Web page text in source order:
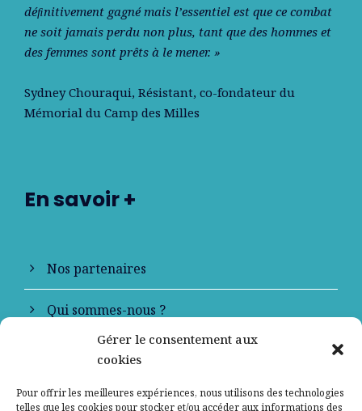
Gérer le consentement aux
cookies
Pour offrir les meilleures expériences, nous utilisons des technologies
telles que les cookies pour stocker et/ou accéder aux informations des
déﬁnitivement gagné mais l’essentiel est que ce combat
ne soit jamais perdu non plus, tant que des hommes et
des femmes sont prêts à le mener. »
Sydney Chouraqui, Résistant, co-fondateur du
Mémorial du Camp des Milles
En savoir +
Nos partenaires
Qui sommes-nous ?
Contactez-nous
Mentions légales